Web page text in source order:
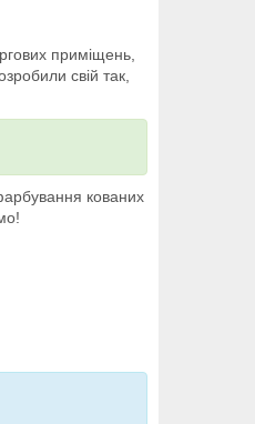
приміщень,
свій так,
кованих